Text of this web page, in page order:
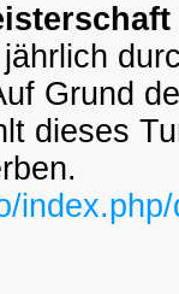
Grund
dieses